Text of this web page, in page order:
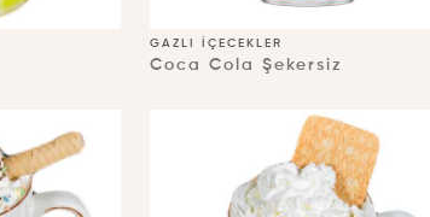
GAZLI İÇECEKLER
Coca Cola Şekersiz